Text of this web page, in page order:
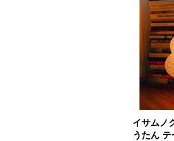
イサムノ
うたん